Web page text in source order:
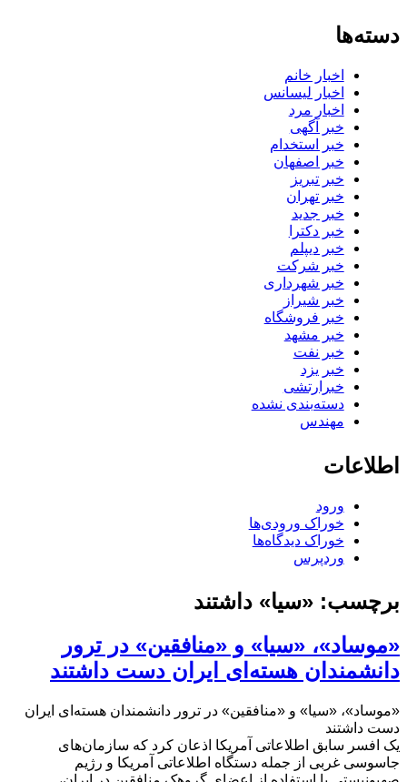
دسته‌ها
اخبار خانم
اخبار لیسانس
اخبار مرد
خبر آگهی
خبر استخدام
خبر اصفهان
خبر تبریز
خبر تهران
خبر جدید
خبر دکترا
خبر دیپلم
خبر شرکت
خبر شهرداری
خبر شیراز
خبر فروشگاه
خبر مشهد
خبر نفت
خبر یزد
خبرارتشی
دسته‌بندی نشده
مهندس
اطلاعات
ورود
خوراک ورودی‌ها
خوراک دیدگاه‌ها
وردپرس
برچسب: «سیا» داشتند
«موساد»، «سیا» و «منافقین» در ترور
دانشمندان هسته‌ای ایران دست داشتند
«موساد»، «سیا» و «منافقین» در ترور دانشمندان هسته‌ای ایران
دست داشتند
یک افسر سابق اطلاعاتی آمریکا اذعان کرد که سازمان‌های
جاسوسی غربی از جمله دستگاه اطلاعاتی آمریکا و رژیم